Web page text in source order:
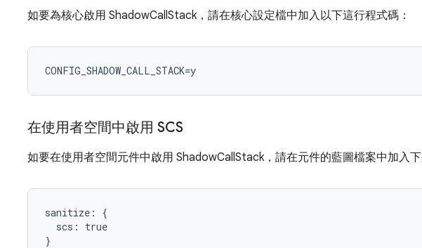
如要為核心啟用 ShadowCallStack，請在核心設定檔中加入以下這行程式碼：
CONFIG_SHADOW_CALL_STACK=y
在使用者空間中啟用 SCS
如要在使用者空間元件中啟用 ShadowCallStack，請在元件的藍圖檔案中加入
sanitize: {
  scs: true